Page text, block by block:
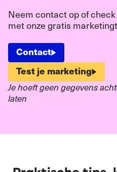
Neem contact op of
met onze gratis
Contact
Test je marketing
Je hoeft geen gegevens
laten